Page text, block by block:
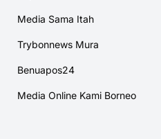
Media Sama Itah
Trybonnews Mura
Benuapos24
Media Online Kami Borneo